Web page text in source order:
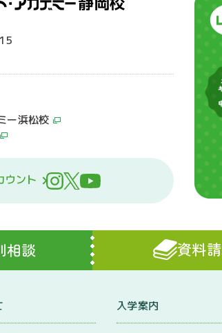
ー浜松校
ウント
相談 資料
入学案内